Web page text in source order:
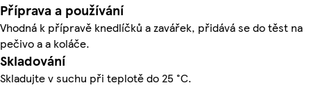
Příprava a používání
Vhodná k přípravě knedlíčků a zavářek, přidává se do těst na
pečivo a a koláče.
Skladování
Skladujte v suchu při teplotě do 25 °C.